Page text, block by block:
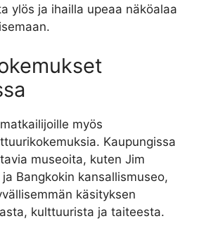
ylös ja ihailla upeaa näköalaa
myös
Kaupungissa
museoita, kuten Jim
Bangkokin kansallismuseo,
käsityksen
kulttuurista ja taiteesta.